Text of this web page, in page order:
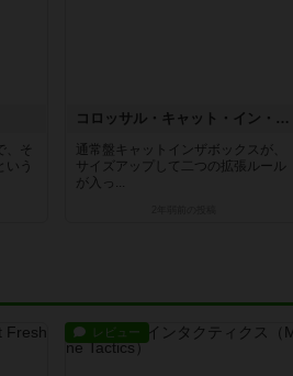
、そ
いう
コロッサル・キャット・イン・ザ・ボックス
通常盤キャットインザボックスが、
サイズアップして二つの拡張ルール
が入っ...
レビュー